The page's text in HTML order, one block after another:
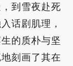
到雪夜赴死
话剧肌理，
的质朴与坚
刻画了其在